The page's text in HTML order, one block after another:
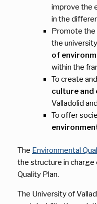
improve the
in the
Promote the
the
of
within the
To create
culture and
Valladolid
To offer
The Environmental
the structure in
Quality Plan.
The University of